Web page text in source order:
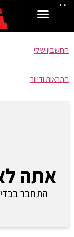
בס"ד
החשבון שלי
התראות ודיוור
אתה
התחבר